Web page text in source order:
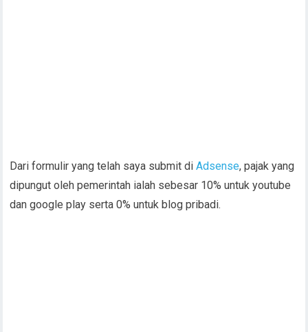
Dari formulir yang telah saya submit di Adsense, pajak yang
dipungut oleh pemerintah ialah sebesar 10% untuk youtube
dan google play serta 0% untuk blog pribadi.